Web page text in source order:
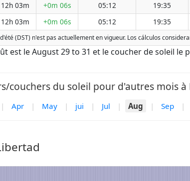
12h 03m +0m 06s 05:12 19:35
12h 03m +0m 06s 05:12 19:35
(DST) n'est pas actuellement en vigueur. Los cálculos
est le August 29 to 31 et le coucher de soleil le
couchers du soleil pour d'autres mois à
| Apr | May | jui | Jul | Aug | Sep |